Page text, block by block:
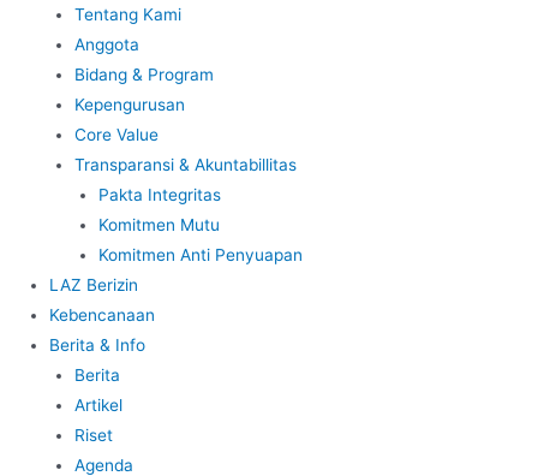
Tentang Kami
Anggota
Bidang & Program
Kepengurusan
Core Value
Transparansi & Akuntabillitas
Pakta Integritas
Komitmen Mutu
Komitmen Anti Penyuapan
LAZ Berizin
Kebencanaan
Berita & Info
Berita
Artikel
Riset
Agenda